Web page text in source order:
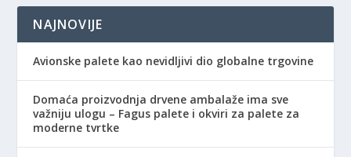
NAJNOVIJE
Avionske palete kao nevidljivi dio globalne trgovine
Domaća proizvodnja drvene ambalaže ima sve
važniju ulogu – Fagus palete i okviri za palete za
moderne tvrtke